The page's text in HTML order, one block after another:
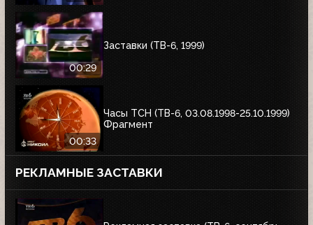
00:29
Заставки (ТВ-6, 1999)
00:33
Часы ТСН (ТВ-6, 03.08.1998-25.10.1999)
Фрагмент
РЕКЛАМНЫЕ ЗАСТАВКИ